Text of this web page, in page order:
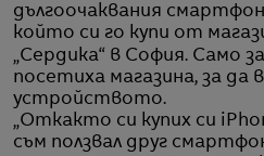
дългоочаквания
който си го купи от
„Сердика“ в София. Само
посетиха магазина, за да
устройството.
„Откакто си купих си
съм ползвал друг